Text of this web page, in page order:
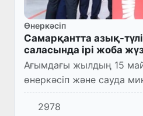
Өнеркәсіп
Самарқантта азық-
саласында ірі жоба
Ағымдағы жылдың 15
өнеркәсіп және сауда
Қудратов Самарқант
Cola” алкогольсіз
2978